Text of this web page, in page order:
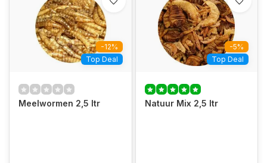
-12%
Top Deal
Meelwormen 2,5 ltr
-5%
Top Deal
Natuur Mix 2,5 ltr